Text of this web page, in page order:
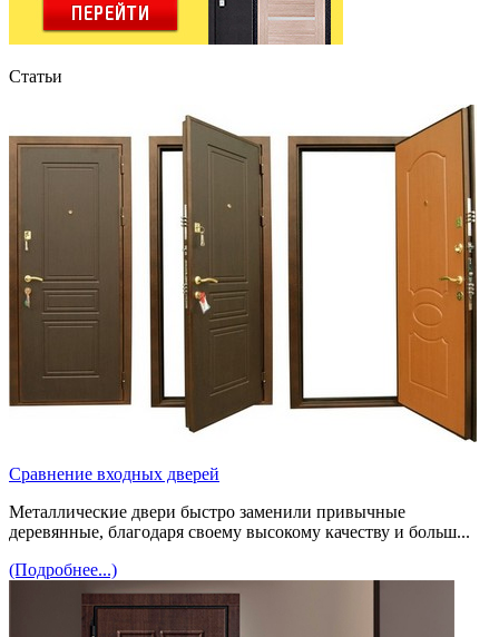
Статьи
Сравнение входных дверей
Металлические двери быстро заменили привычные
деревянные, благодаря своему высокому качеству и больш...
(Подробнее...)